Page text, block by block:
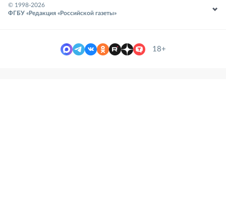
© 1998-2026
ФГБУ «Редакция «Российской газеты»
18+